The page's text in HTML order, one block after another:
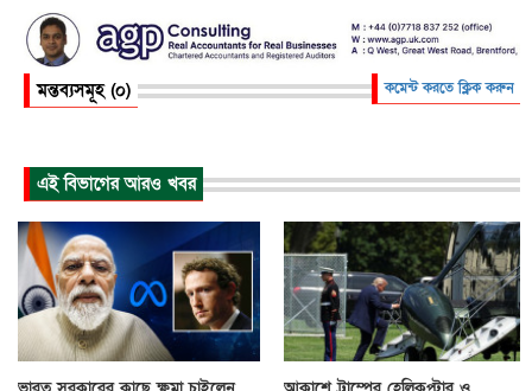
মন্তব্যসমূহ (০) কমেন্ট করতে ক্লিক করুন
এই বিভাগের আরও খবর